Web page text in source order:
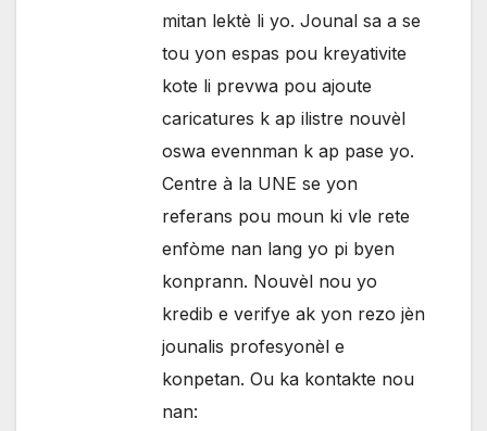
mitan lektè li yo. Jounal sa a se
tou yon espas pou kreyativite
kote li prevwa pou ajoute
caricatures k ap ilistre nouvèl
oswa evennman k ap pase yo.
Centre à la UNE se yon
referans pou moun ki vle rete
enfòme nan lang yo pi byen
konprann. Nouvèl nou yo
kredib e verifye ak yon rezo jèn
jounalis profesyonèl e
konpetan. Ou ka kontakte nou
nan: